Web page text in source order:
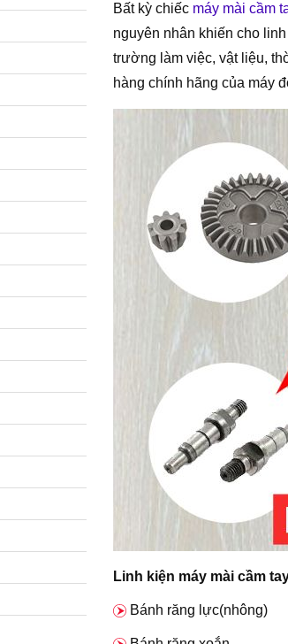
Bất kỳ chiếc máy mài cầm
nguyên nhân khiến cho
trường làm việc, vật liệu,
hàng chính hãng của máy
Linh kiện máy mài cầm
Bánh răng lực(nhông)